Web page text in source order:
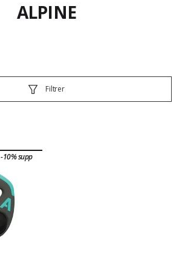
ALPINE
Filtrer
-10% supp